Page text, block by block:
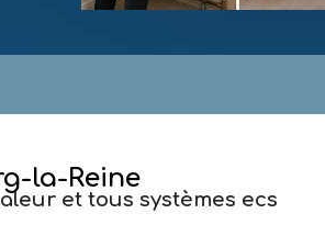
la-Reine
et tous systèmes ecs